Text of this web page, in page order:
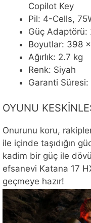
Copilot Key
Pil: 4-Cells,
Güç Adaptörü:
Boyutlar: 398
Ağırlık: 2.7 kg
Renk: Siyah
Garanti
OYUNU
Onurunu koru,
ile içinde taşıdığın
kadim bir güç ile
efsanevi Katana 17
geçmeye hazır!